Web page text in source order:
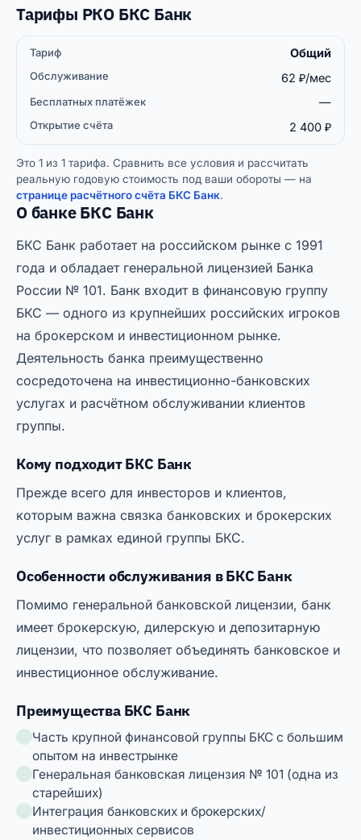
Тарифы РКО БКС Банк
Открытие
Общий
62 ₽/мес
—
2 400 ₽
Это 1 из 1 тарифа. Сравнить все условия и рассчитать
реальную годовую стоимость под ваши обороты — на
странице расчётного счёта БКС Банк.
О банке БКС Банк
БКС Банк работает на российском рынке с 1991
года и обладает генеральной лицензией Банка
России № 101. Банк входит в финансовую группу
БКС — одного из крупнейших российских игроков
на брокерском и инвестиционном рынке.
Деятельность банка преимущественно
сосредоточена на инвестиционно-банковских
услугах и расчётном обслуживании клиентов
группы.
Кому подходит БКС Банк
Прежде всего для инвесторов и клиентов,
которым важна связка банковских и брокерских
услуг в рамках единой группы БКС.
Особенности обслуживания в БКС Банк
Помимо генеральной банковской лицензии, банк
имеет брокерскую, дилерскую и депозитарную
лицензии, что позволяет объединять банковское и
инвестиционное обслуживание.
Преимущества БКС Банк
Часть крупной финансовой группы БКС с большим
опытом на инвестрынке
Генеральная банковская лицензия № 101 (одна из
старейших)
Интеграция банковских и брокерских/
инвестиционных сервисов